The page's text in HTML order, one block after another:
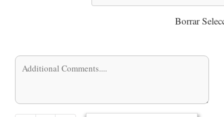
Borrar